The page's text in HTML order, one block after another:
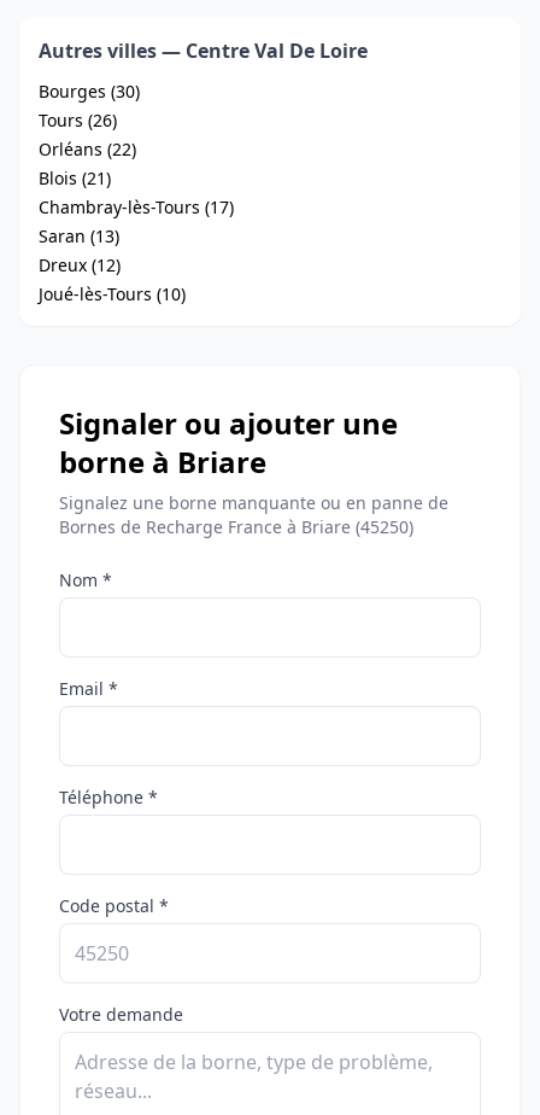
Autres villes — Centre Val De Loire
Bourges (30)
Tours (26)
Orléans (22)
Blois (21)
Chambray-lès-Tours (17)
Saran (13)
Dreux (12)
Joué-lès-Tours (10)
Signaler ou ajouter une
borne à Briare
Signalez une borne manquante ou en panne de
Bornes de Recharge France à Briare (45250)
Nom *
Email *
Téléphone *
Code postal *
Votre demande